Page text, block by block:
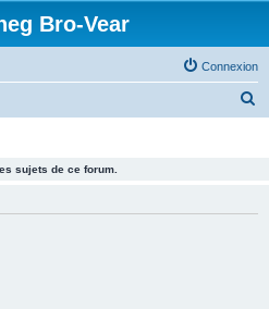
Bro-Vear
Connexion
sujets de ce forum.